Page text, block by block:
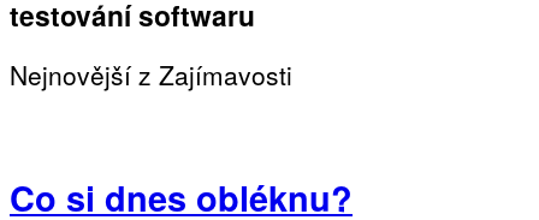
testování softwaru
Nejnovější z Zajímavosti
Co si dnes obléknu?